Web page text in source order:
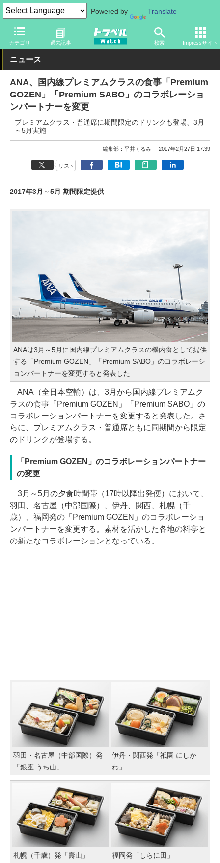
Powered by Translate
カテゴリ 過去記事 検索 Impressサイト
トラベル Watch 地域 国内旅行
ニュース
ANA、国内線プレミアムクラスの食事「Premium
GOZEN」「Premium SABO」のコラボレーショ
ンパートナーを変更
プレミアムクラス・普通席に期間限定のドリンクも登場、3月
～5月実施
編集部：平井くるみ 2017年2月27日 17:39
リスト
2017年3月～5月 期間限定提供
ANAは3月～5月に国内線プレミアムクラスの機内食として提供
する「Premium GOZEN」「Premium SABO」のコラボレーシ
ョンパートナーを変更すると発表した
ANA（全日本空輸）は、3月から国内線プレミアムク
ラスの食事「Premium GOZEN」「Premium SABO」の
コラボレーションパートナーを変更すると発表した。さ
らに、プレミアムクラス・普通席ともに同期間から限定
のドリンクが登場する。
「Premium GOZEN」のコラボレーションパートナー
の変更
3月～5月の夕食時間帯（17時以降出発便）において、
羽田、名古屋（中部国際）、伊丹、関西、札幌（千
歳）、福岡発の「Premium GOZEN」のコラボレーショ
ンパートナーを変更する。素材を活かした各地の料亭と
の新たなコラボレーションとなっている。
羽田・名古屋（中部国際）発
「銀座 うち山」
伊丹・関西発「祇園 にしか
わ」
札幌（千歳）発「壽山」 福岡発「しらに田」